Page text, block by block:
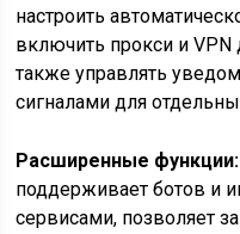
настроить
включить прокси и VPN
также управлять
сигналами для
Расширенные функции:
поддерживает ботов и
сервисами, позволяет